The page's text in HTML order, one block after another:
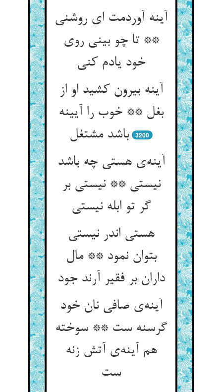
آینه آوردمت ای روشنی
** تا چو بینی روی
آینه بیرون کشید او از
بغل ** خوب را آیینه
3200
آینه‌‌ی هستی چه باشد
نیستی ** نیستی بر
هستی اندر نیستی
بتوان نمود ** مال
داران بر فقیر آرند جود
آینه‌‌ی صافی نان خود
گرسنه ست ** سوخته
هم آینه‌‌ی آتش زنه